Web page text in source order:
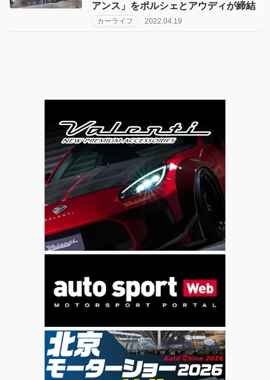
アンス」をポルシェとアウディが締結
カーライフ 2022.04.19